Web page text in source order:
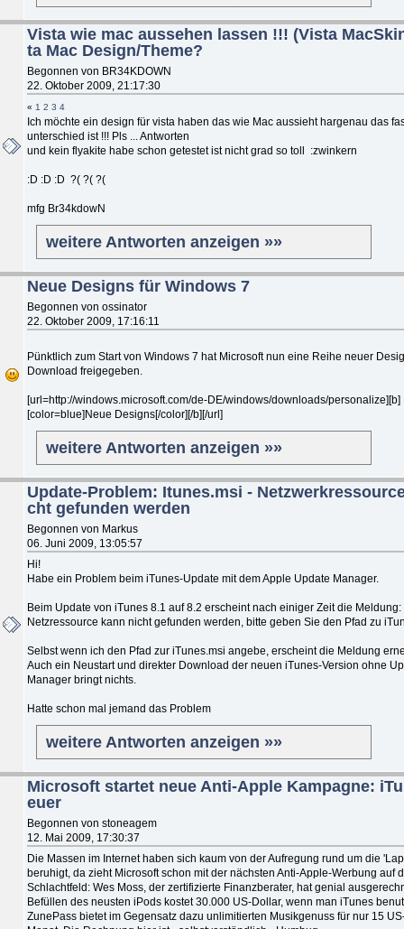
Vista wie mac aussehen lassen !!! (Vista
ta Mac Design/Theme?
Begonnen von BR34KDOWN
22. Oktober 2009, 21:17:30
« 1 2 3 4
Ich möchte ein design für vista haben das wie Mac aussieht hargenau das
unterschied ist !!! Pls ... Antworten
und kein flyakite habe schon getestet ist nicht grad so toll :zwinkern
:D :D :D ?( ?( ?(
mfg Br34kdowN
weitere Antworten anzeigen »»
Neue Designs für Windows 7
Begonnen von ossinator
22. Oktober 2009, 17:16:11
Pünktlich zum Start von Windows 7 hat Microsoft nun eine Reihe neuer
Download freigegeben.
[url=http://windows.microsoft.com/de-DE/windows/downloads/personalize][b]
[color=blue]Neue Designs[/color][/b][/url]
weitere Antworten anzeigen »»
Update-Problem: Itunes.msi -
cht gefunden werden
Begonnen von Markus
06. Juni 2009, 13:05:57
Hi!
Habe ein Problem beim iTunes-Update mit dem Apple Update Manager.
Beim Update von iTunes 8.1 auf 8.2 erscheint nach einiger Zeit die Meldung:
Netzressource kann nicht gefunden werden, bitte geben Sie den Pfad zu
Selbst wenn ich den Pfad zur iTunes.msi angebe, erscheint die Meldung
Auch ein Neustart und direkter Download der neuen iTunes-Version ohne
Manager bringt nichts.
Hatte schon mal jemand das Problem
weitere Antworten anzeigen »»
Microsoft startet neue Anti-Apple Kampagne:
euer
Begonnen von stoneagem
12. Mai 2009, 17:30:37
Die Massen im Internet haben sich kaum von der Aufregung rund um die
beruhigt, da zieht Microsoft schon mit der nächsten Anti-Apple-Werbung auf
Schlachtfeld: Wes Moss, der zertifizierte Finanzberater, hat genial
Befüllen des neusten iPods kostet 30.000 US-Dollar, wenn man iTunes
ZunePass bietet im Gegensatz dazu unlimitierten Musikgenuss für nur 15